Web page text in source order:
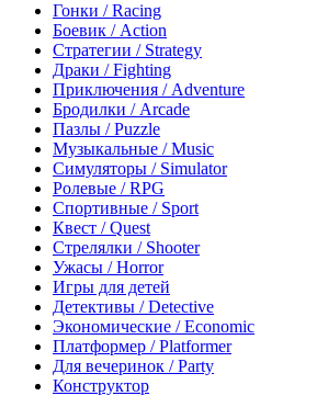
Гонки / Racing
Боевик / Action
Стратегии / Strategy
Драки / Fighting
Приключения / Adventure
Бродилки / Arcade
Пазлы / Puzzle
Музыкальные / Music
Симуляторы / Simulator
Ролевые / RPG
Спортивные / Sport
Квест / Quest
Стрелялки / Shooter
Ужасы / Horror
Игры для детей
Детективы / Detective
Экономические / Economic
Платформер / Platformer
Для вечеринок / Party
Конструктор